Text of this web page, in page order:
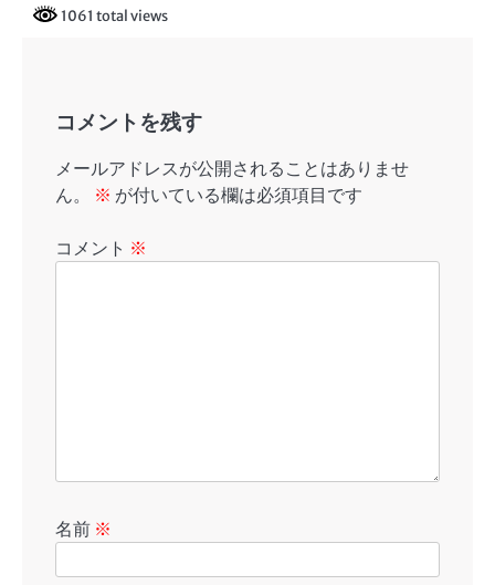
1061 total views
コメントを残す
メールアドレスが公開されることはありませ
ん。
※ が付いている欄は必須項目です
コメント ※
名前 ※